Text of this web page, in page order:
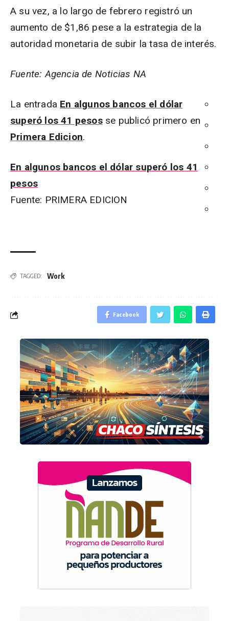
A su vez, a lo largo de febrero registró un
aumento de $1,86 pese a la estrategia de la
autoridad monetaria de subir la tasa de interés.
Fuente: Agencia de Noticias NA
La entrada En algunos bancos el dólar
superó los 41 pesosse publicó primero en
Primera Edicion.
En algunos bancos el dólar superó los 41
pesos
Fuente: PRIMERA EDICION
TAGGED: Work
Facebook